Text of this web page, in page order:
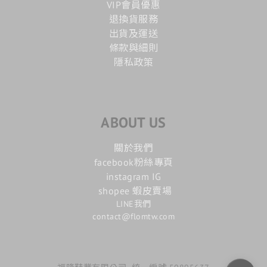
VIP會員優惠
退換貨服務
出貨及運送
條款與細則
隱私政策
ABOUT US
關於我們
facebook粉絲專頁
instagram IG
shopee 蝦皮賣場
LINE我們
contact@flomtw.com